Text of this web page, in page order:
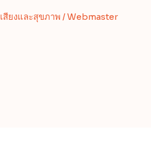
เสียงและสุขภาพ /Webmaster